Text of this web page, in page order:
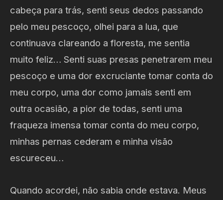
cabeça para trás, senti seus dedos passando
pelo meu pescoço, olhei para a lua, que
continuava clareando a floresta, me sentia
muito feliz… Senti suas presas penetrarem meu
pescoço e uma dor excruciante tomar conta do
meu corpo, uma dor como jamais senti em
outra ocasião, a pior de todas, senti uma
fraqueza imensa tomar conta do meu corpo,
minhas pernas cederam e minha visão
escureceu…
Quando acordei, não sabia onde estava. Meus